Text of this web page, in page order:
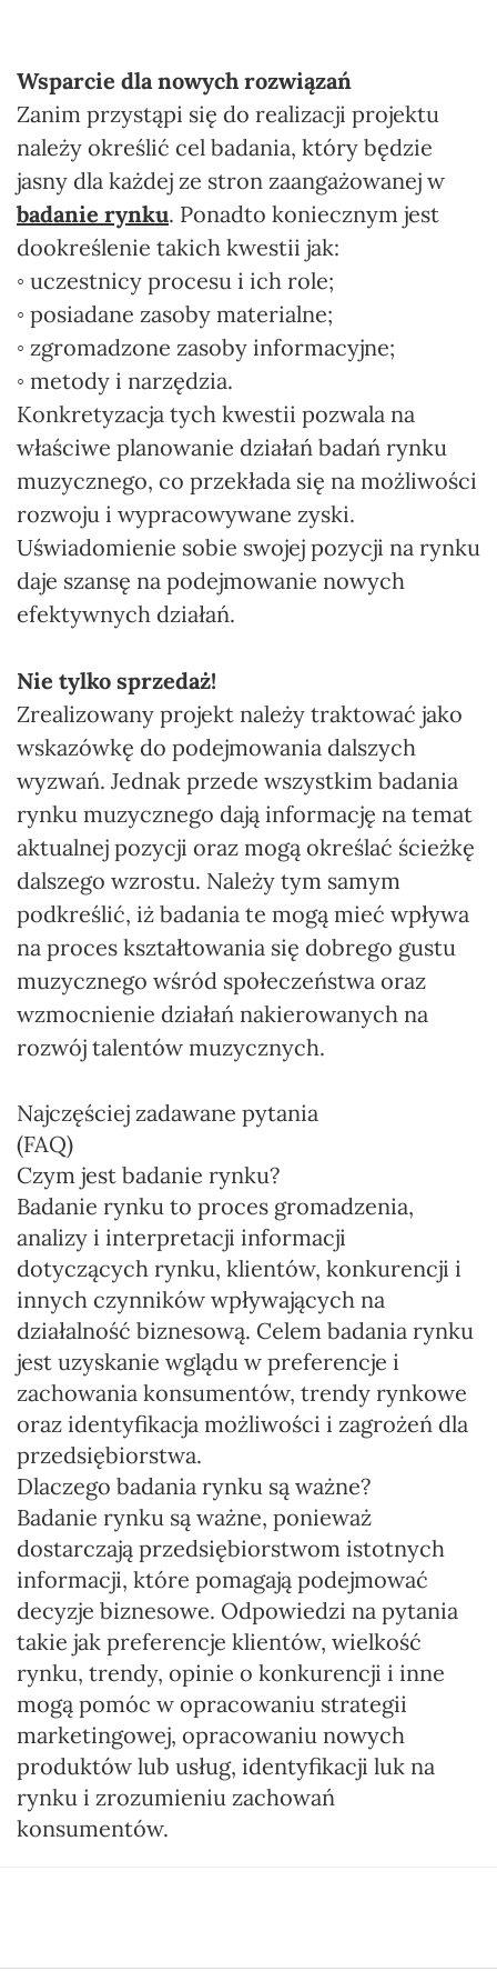
Wsparcie dla nowych rozwiązań
Zanim przystąpi się do realizacji projektu
należy określić cel badania, który będzie
jasny dla każdej ze stron zaangażowanej w
badanie rynku. Ponadto koniecznym jest
dookreślenie takich kwestii jak:
◦ uczestnicy procesu i ich role;
◦ posiadane zasoby materialne;
◦ zgromadzone zasoby informacyjne;
◦ metody i narzędzia.
Konkretyzacja tych kwestii pozwala na
właściwe planowanie działań badań rynku
muzycznego, co przekłada się na możliwości
rozwoju i wypracowywane zyski.
Uświadomienie sobie swojej pozycji na rynku
daje szansę na podejmowanie nowych
efektywnych działań.
Nie tylko sprzedaż!
Zrealizowany projekt należy traktować jako
wskazówkę do podejmowania dalszych
wyzwań. Jednak przede wszystkim badania
rynku muzycznego dają informację na temat
aktualnej pozycji oraz mogą określać ścieżkę
dalszego wzrostu. Należy tym samym
podkreślić, iż badania te mogą mieć wpływa
na proces kształtowania się dobrego gustu
muzycznego wśród społeczeństwa oraz
wzmocnienie działań nakierowanych na
rozwój talentów muzycznych.
Najczęściej zadawane pytania
(FAQ)
Czym jest badanie rynku?
Badanie rynku to proces gromadzenia,
analizy i interpretacji informacji
dotyczących rynku, klientów, konkurencji i
innych czynników wpływających na
działalność biznesową. Celem badania rynku
jest uzyskanie wglądu w preferencje i
zachowania konsumentów, trendy rynkowe
oraz identyfikacja możliwości i zagrożeń dla
przedsiębiorstwa.
Dlaczego badania rynku są ważne?
Badanie rynku są ważne, ponieważ
dostarczają przedsiębiorstwom istotnych
informacji, które pomagają podejmować
decyzje biznesowe. Odpowiedzi na pytania
takie jak preferencje klientów, wielkość
rynku, trendy, opinie o konkurencji i inne
mogą pomóc w opracowaniu strategii
marketingowej, opracowaniu nowych
produktów lub usług, identyfikacji luk na
rynku i zrozumieniu zachowań
konsumentów.